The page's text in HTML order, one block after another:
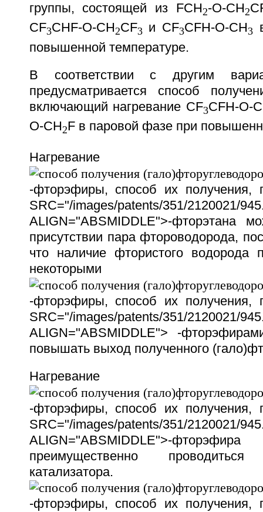
группы, состоящей из FCH2-O-CH2
CF3CHF-O-CH2CF3 и CF3CFH-O-CH3
повышенной температуре.
В соответствии с другим
предусматривается способ
включающий нагревание CF3CFH-O-
O-CH2F в паровой фазе при
Нагревание
-фторэфиры, способ их
SRC="/images/patents/351/2120021/
ALIGN="ABSMIDDLE">-фторэтана
присутствии пара фтороводорода,
что наличие фтористого
некоторыми
-фторэфиры, способ их
SRC="/images/patents/351/2120021/
ALIGN="ABSMIDDLE"> -
повышать выход полученного
Нагревание
-фторэфиры, способ их
SRC="/images/patents/351/2120021/
ALIGN="ABSMIDDLE">-
преимущественно
катализатора.
-фторэфиры, способ их